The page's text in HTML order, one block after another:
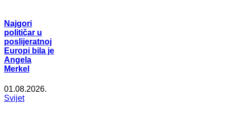
Najgori
političar u
poslijeratnoj
Europi bila je
Angela
Merkel
01.08.2026.
Svijet